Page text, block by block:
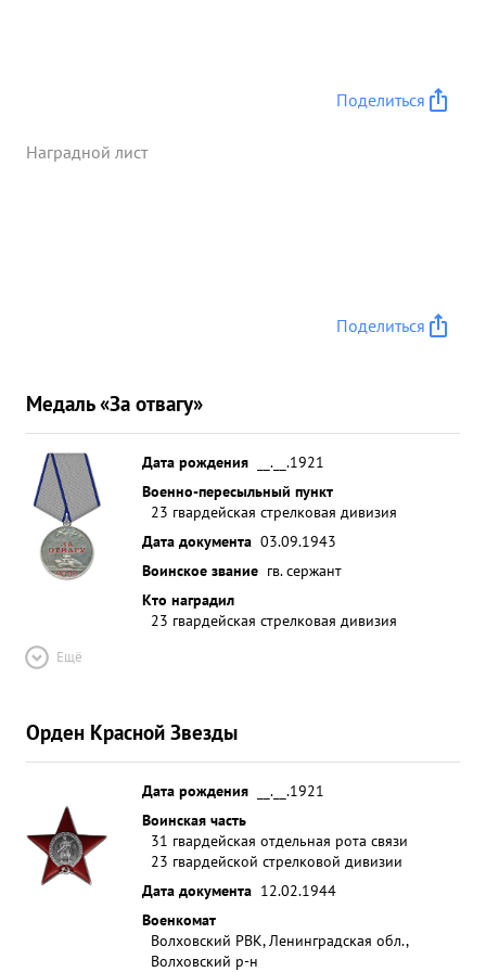
Поделиться
Наградной лист
Поделиться
Медаль «За отвагу»
Дата рождения
__.__.1921
Военно-пересыльный пункт
23 гвардейская стрелковая дивизия
Дата документа 03.09.1943
Воинское звание гв. сержант
Кто наградил
23 гвардейская стрелковая дивизия
Ещё
Орден Красной Звезды
Дата рождения
__.__.1921
Воинская часть
31 гвардейская отдельная рота связи
23 гвардейской стрелковой дивизии
Дата документа 12.02.1944
Военкомат
Волховский РВК, Ленинградская обл.,
Волховский р-н